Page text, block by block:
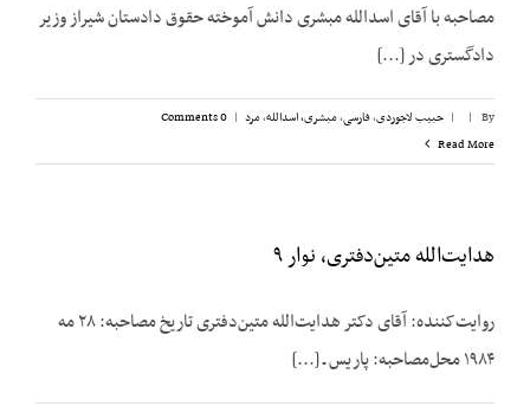
مصاحبه با آقای اسدالله مبشری دانش آموخته حقوق دادستان شیراز وزیر
دادگستری در [...]
By
|
| حبیب لاجوردی,فارسی,مبشری، اسدالله,مرد |
0 Comments
Read More
هدایت‌الله متین‌دفتری، نوار ۹
روایت‌کننده: آقای دکتر هدایت‌الله متین‌دفتری تاریخ مصاحبه: ۲۸ مه
۱۹۸۴ محل‌مصاحبه: پاریس ـ [...]